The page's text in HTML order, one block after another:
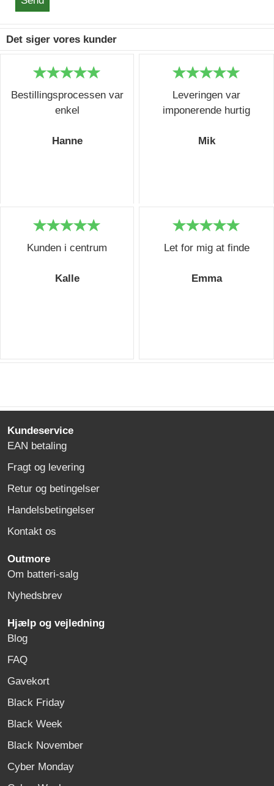
Det siger vores kunder
Bestillingsprocessen var
enkel
Hanne
Leveringen var
imponerende hurtig
Mik
Kunden i centrum
Kalle
Let for mig at finde
Emma
Kundeservice
EAN betaling
Fragt og levering
Retur og betingelser
Handelsbetingelser
Kontakt os
Outmore
Om batteri-salg
Nyhedsbrev
Hjælp og vejledning
Blog
FAQ
Gavekort
Black Friday
Black Week
Black November
Cyber Monday